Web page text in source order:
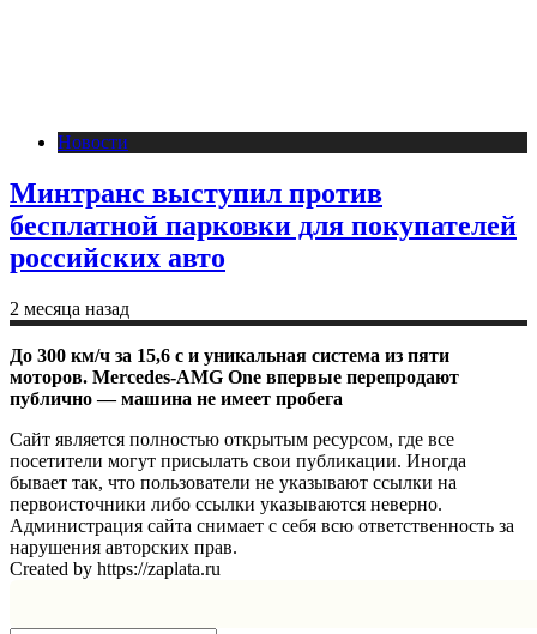
Новости
Минтранс выступил против
бесплатной парковки для покупателей
российских авто
2 месяца назад
До 300 км/ч за 15,6 с и уникальная система из пяти
моторов. Mercedes-AMG One впервые перепродают
публично — машина не имеет пробега
Сайт является полностью открытым ресурсом, где все
посетители могут присылать свои публикации. Иногда
бывает так, что пользователи не указывают ссылки на
первоисточники либо ссылки указываются неверно.
Администрация сайта снимает с себя всю ответственность за
нарушения авторских прав.
Created by https://zaplata.ru